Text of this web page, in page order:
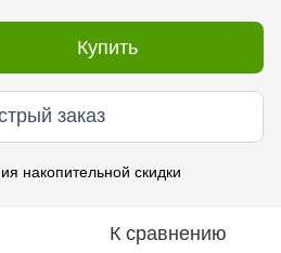
Купить
заказ
накопительной скидки
К сравнению